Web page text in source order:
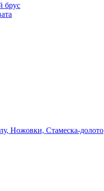
брус
Ножовки, Стамеска-долото